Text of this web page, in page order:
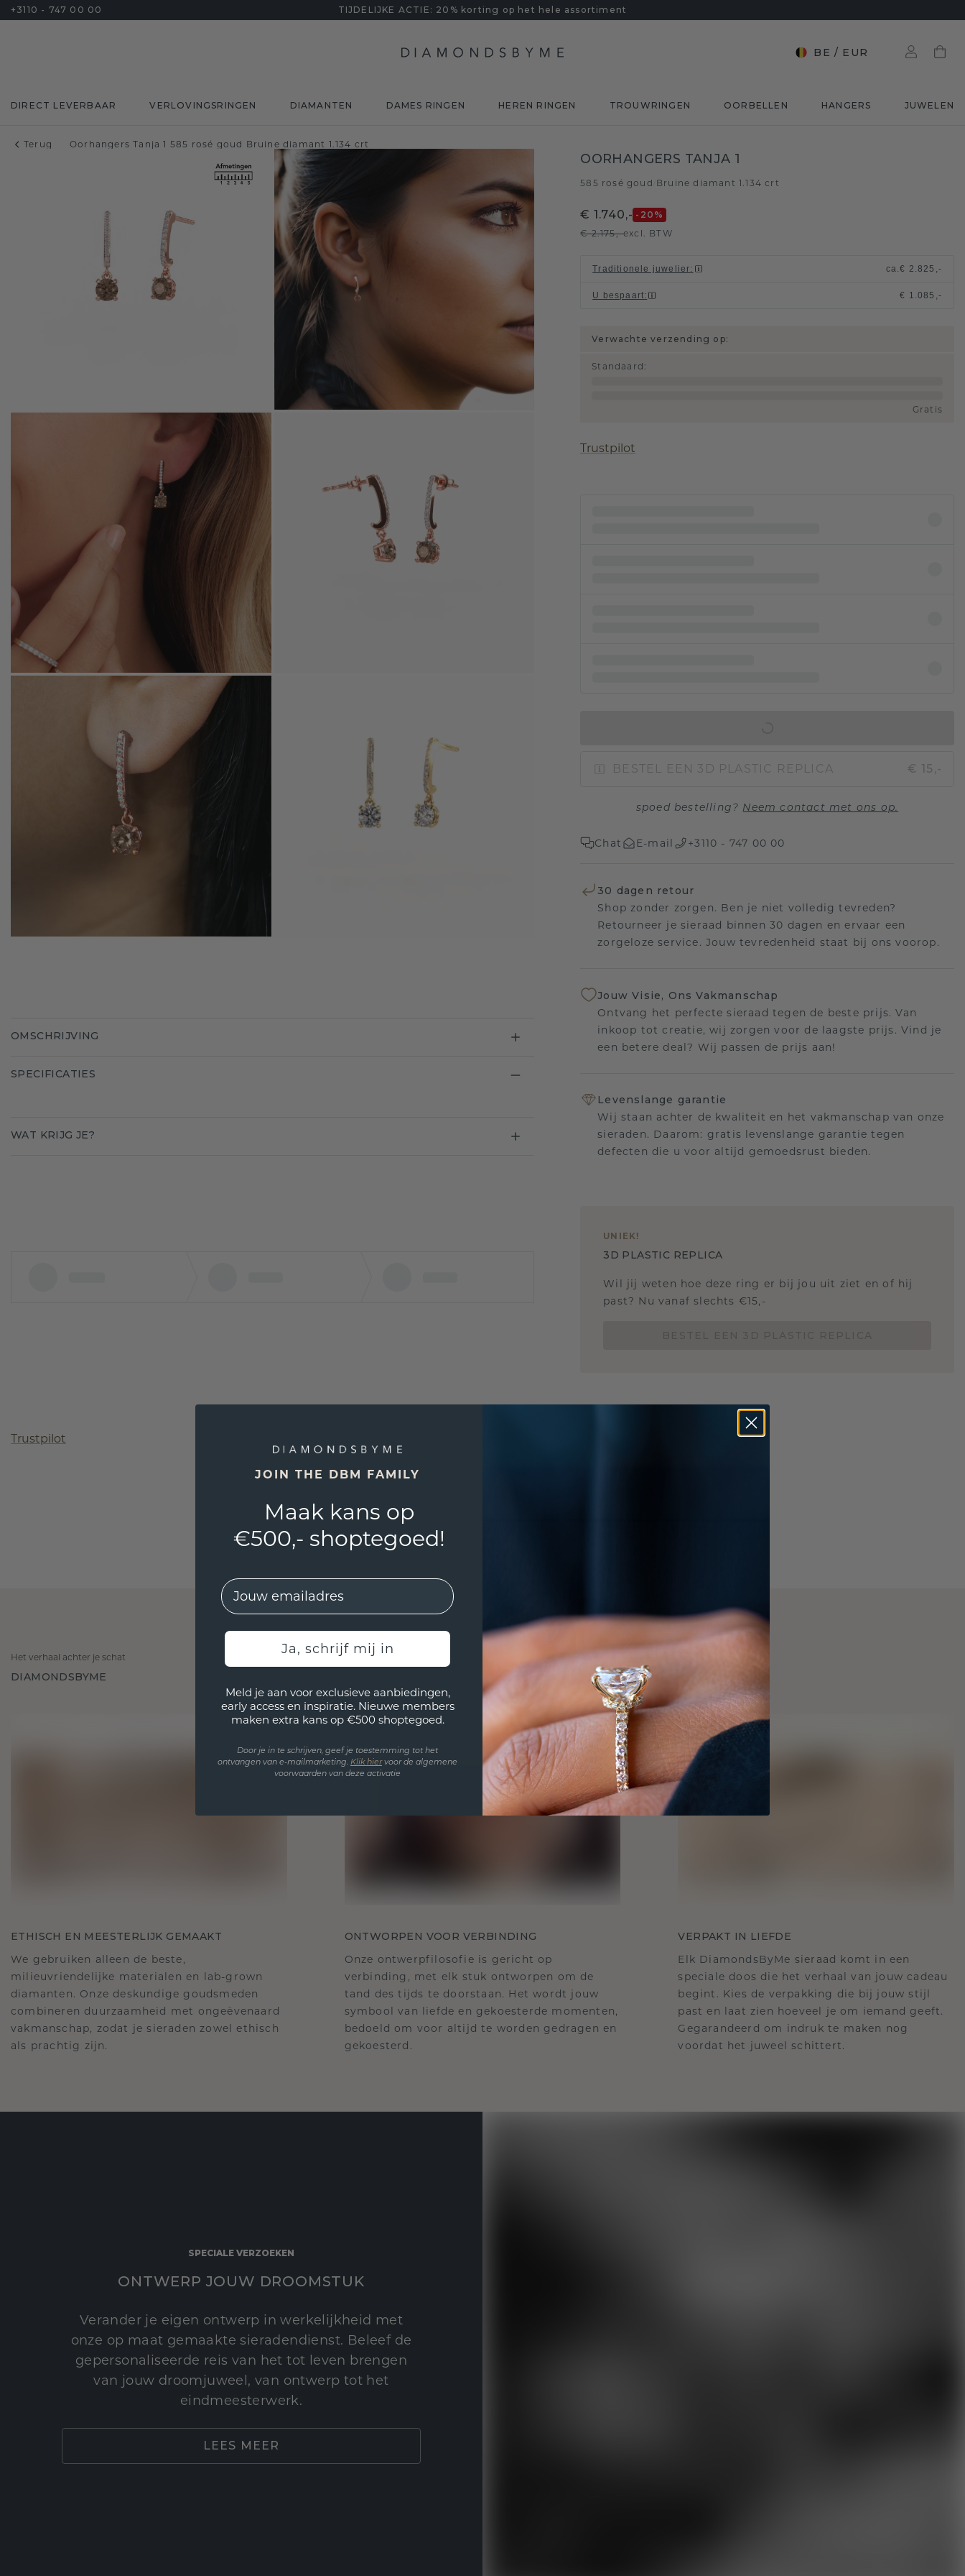
+3110 - 747 00 00 TIJDELIJKE ACTIE: 20% korting op het hele assortiment
BE / EUR
DIRECT LEVERBAAR VERLOVINGSRINGEN DIAMANTEN DAMES RINGEN HEREN RINGEN TROUWRINGEN OORBELLEN HANGERS JUWELEN
Terug Oorhangers Tanja 1 585 rosé goud Bruine diamant 1.134 crt
OORHANGERS TANJA 1
585 rosé goud Bruine diamant 1.134 crt
€ 1.740,- -20 %
€ 2.175,-excl. BTW
Traditionele juwelier: ca.€ 2.825,-
U bespaart: € 1.085,-
Verwachte verzending op:
Standaard :
Gratis
Trustpilot
BESTEL EEN 3D PLASTIC REPLICA € 15,-
spoed bestelling? Neem contact met ons op.
Chat E-mail +3110 - 747 00 00
30 dagen retour
Shop zonder zorgen. Ben je niet volledig tevreden?
Retourneer je sieraad binnen 30 dagen en ervaar een
zorgeloze service. Jouw tevredenheid staat bij ons voorop.
Jouw Visie, Ons Vakmanschap
Ontvang het perfecte sieraad tegen de beste prijs. Van
inkoop tot creatie, wij zorgen voor de laagste prijs. Vind je
een betere deal? Wij passen de prijs aan!
Levenslange garantie
Wij staan achter de kwaliteit en het vakmanschap van onze
sieraden. Daarom: gratis levenslange garantie tegen
defecten die u voor altijd gemoedsrust bieden.
UNIEK!
3D PLASTIC REPLICA
Wil jij weten hoe deze ring er bij jou uit ziet en of hij
past? Nu vanaf slechts €15,-
OMSCHRIJVING
SPECIFICATIES
WAT KRIJG JE?
Trustpilot
Het verhaal achter je schat
DIAMONDSBYME
ETHISCH EN MEESTERLIJK GEMAAKT
We gebruiken alleen de beste,
milieuvriendelijke materialen en lab-grown
diamanten. Onze deskundige goudsmeden
combineren duurzaamheid met ongeëvenaard
vakmanschap, zodat je sieraden zowel ethisch
als prachtig zijn.
ONTWORPEN VOOR VERBINDING
Onze ontwerpfilosofie is gericht op
verbinding, met elk stuk ontworpen om de
tand des tijds te doorstaan. Het wordt jouw
symbool van liefde en gekoesterde momenten,
bedoeld om voor altijd te worden gedragen en
gekoesterd.
VERPAKT IN LIEFDE
Elk DiamondsByMe sieraad komt in een
speciale doos die het verhaal van jouw cadeau
begint. Kies de verpakking die bij jouw stijl
past en laat zien hoeveel je om iemand geeft.
Gegarandeerd om indruk te maken nog
voordat het juweel schittert.
SPECIALE VERZOEKEN
ONTWERP JOUW DROOMSTUK
Verander je eigen ontwerp in werkelijkheid met
onze op maat gemaakte sieradendienst. Beleef de
gepersonaliseerde reis van het tot leven brengen
van jouw droomjuweel, van ontwerp tot het
eindmeesterwerk.
LEES MEER
JOIN THE DBM FAMILY
Maak kans op
€500,- shoptegoed!
EMail
Ja, schrijf mij in
Meld je aan voor exclusieve aanbiedingen,
early access en inspiratie. Nieuwe members
maken extra kans op €500 shoptegoed.
Door je in te schrijven, geef je toestemming tot het
ontvangen van e-mailmarketing. Klik hiervoor de algemene
voorwaarden van deze activatie